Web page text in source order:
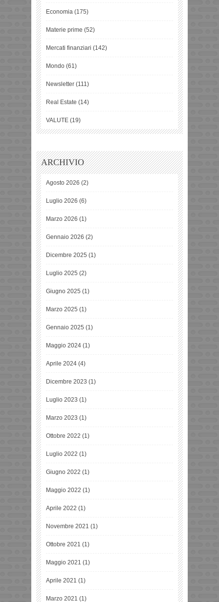
Economia (175)
Materie prime (52)
Mercati finanziari (142)
Mondo (61)
Newsletter (111)
Real Estate (14)
VALUTE (19)
ARCHIVIO
Agosto 2026 (2)
Luglio 2026 (6)
Marzo 2026 (1)
Gennaio 2026 (2)
Dicembre 2025 (1)
Luglio 2025 (2)
Giugno 2025 (1)
Marzo 2025 (1)
Gennaio 2025 (1)
Maggio 2024 (1)
Aprile 2024 (4)
Dicembre 2023 (1)
Luglio 2023 (1)
Marzo 2023 (1)
Ottobre 2022 (1)
Luglio 2022 (1)
Giugno 2022 (1)
Maggio 2022 (1)
Aprile 2022 (1)
Novembre 2021 (1)
Ottobre 2021 (1)
Maggio 2021 (1)
Aprile 2021 (1)
Marzo 2021 (1)